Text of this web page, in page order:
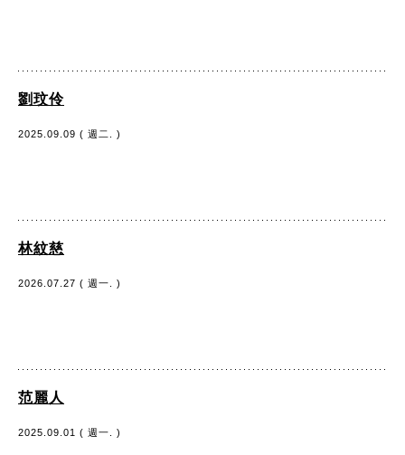
劉玟伶
2025.09.09 ( 週二. )
林紋慈
2026.07.27 ( 週一. )
范麗人
2025.09.01 ( 週一. )